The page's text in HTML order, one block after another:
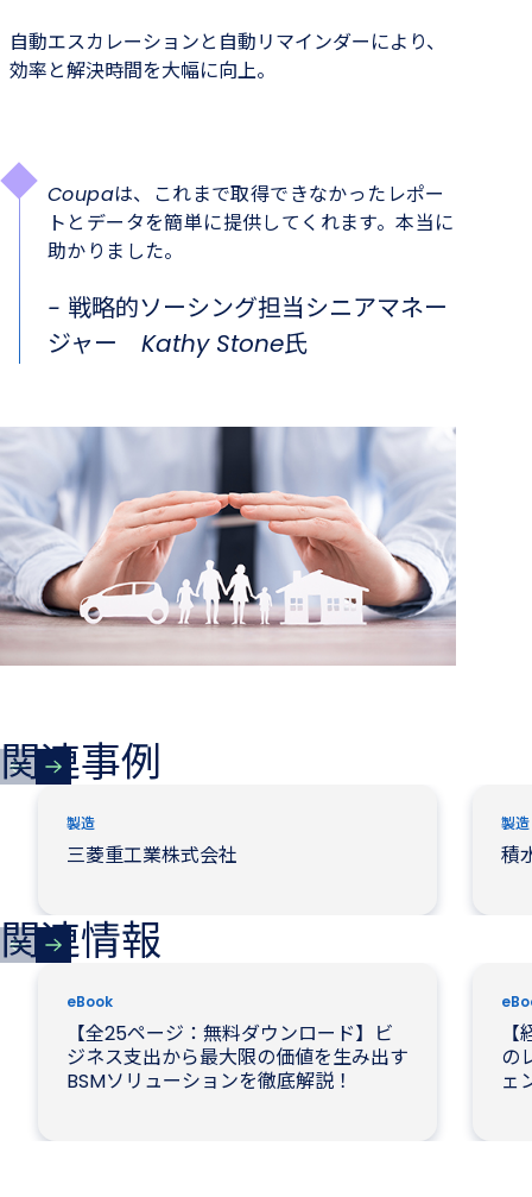
自動エスカレーションと自動リマインダーにより、
効率と解決時間を大幅に向上。
Coupaは、これまで取得できなかったレポー
トとデータを簡単に提供してくれます。本当に
助かりました。
- 戦略的ソーシング担当シニアマネー
ジャー Kathy Stone氏
関連事例
製造
三菱重工業株式会社
製造
積
関連情報
eBook
【全25ページ：無料ダウンロード】ビ
ジネス支出から最大限の価値を生み出す
BSMソリューションを徹底解説！
の
ェ